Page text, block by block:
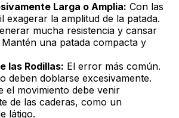
Larga o Amplia: Con las
exagerar la amplitud de la patada.
mucha resistencia y cansar
una patada compacta y
las Rodillas: El error más común.
deben doblarse excesivamente.
el movimiento debe venir
de las caderas, como un
látigo.